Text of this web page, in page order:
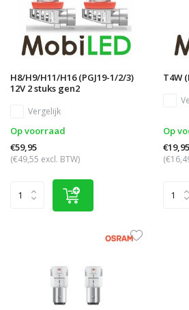
H8/H9/H11/H16 (PGJ19-1/2/3)
12V 2 stuks gen2
Vergelijk
Op voorraad
€59,95
(€49,55 excl. BTW)
T4W
Op
€19,95